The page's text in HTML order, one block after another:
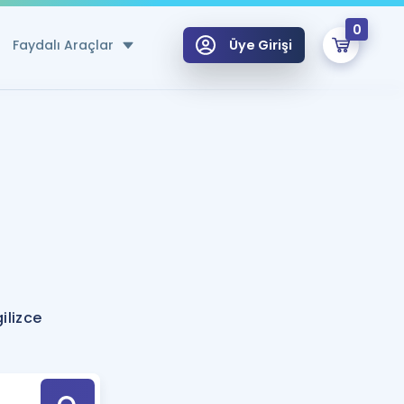
Faydalı Araçlar
Hesaplama Aracı
için Öneriler
Tek Takvimde
Üye Girişi
0